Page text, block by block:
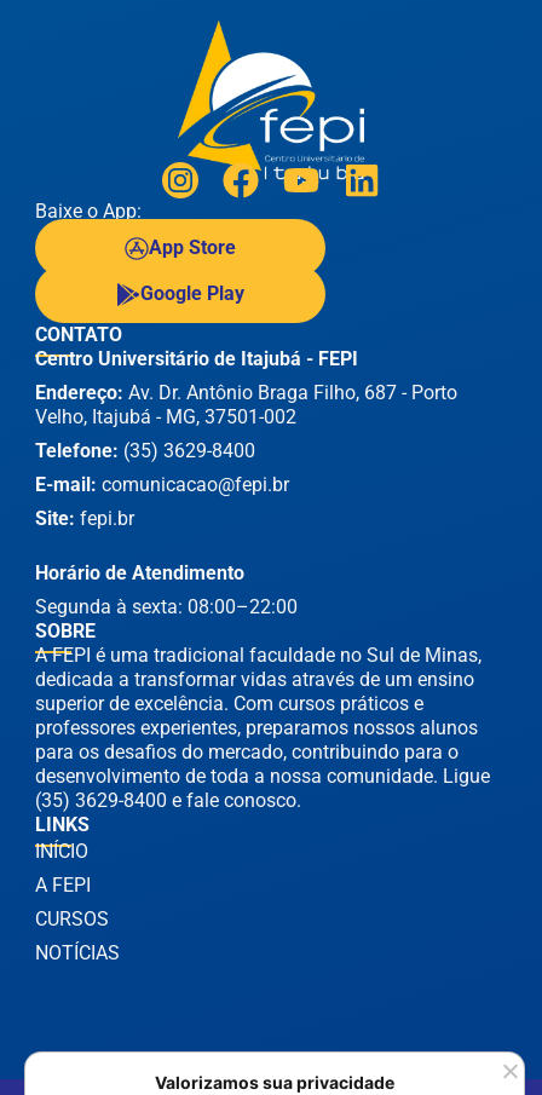
Baixe o App:
App Store
Google Play
SOBRE
A FEPI é uma tradicional faculdade no Sul de Minas,
dedicada a transformar vidas através de um ensino
superior de excelência. Com cursos práticos e
professores experientes, preparamos nossos alunos
para os desafios do mercado, contribuindo para o
desenvolvimento de toda a nossa comunidade. Ligue
(35) 3629-8400 e fale conosco.
LINKS
INÍCIO
A FEPI
CURSOS
NOTÍCIAS
CONTATO
Centro Universitário de Itajubá - FEPI
Endereço: Av. Dr. Antônio Braga Filho, 687 - Porto
Velho, Itajubá - MG, 37501-002
Telefone: (35) 3629-8400
E-mail: comunicacao@fepi.br
Site: fepi.br
Horário de Atendimento
Segunda à sexta: 08:00–22:00
Valorizamos sua privacidade